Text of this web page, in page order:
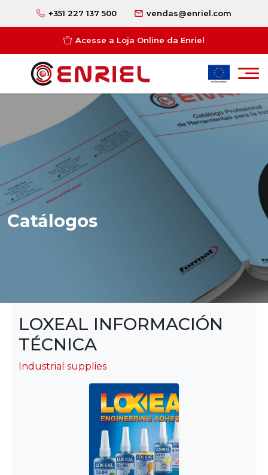
+351 227 137 500 vendas@enriel.com
Acesse a Loja Online da Enriel
Catálogos
LOXEAL INFORMACIÓN
TÉCNICA
Industrial supplies